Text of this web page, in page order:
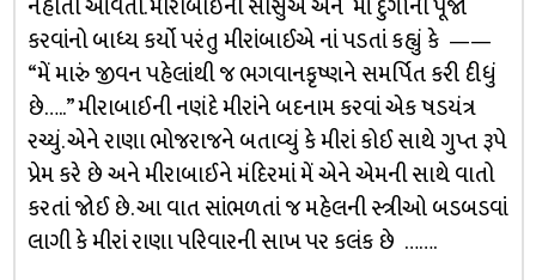
નહોતો આવતો. મીરાબાઈની સાસુએ એને માં દુર્ગાની પૂજા
કરવાંનો બાધ્ય કર્યો પરંતુ મીરાંબાઈએ નાં પડતાં કહ્યું કે ——
“મેં મારું જીવન પહેલાંથી જ ભગવાનકૃષ્ણને સમર્પિત કરી દીધું
છે…..” મીરાબાઈની નણંદે મીરાંને બદનામ કરવાં એક ષડયંત્ર
રચ્યું. એને રાણા ભોજરાજને બતાવ્યું કે મીરાં કોઈ સાથે ગુપ્ત રૂપે
પ્રેમ કરે છે અને મીરાબાઈને મંદિરમાં મેં એને એમની સાથે વાતો
કરતાં જોઈ છે. આ વાત સાંભળતાં જ મહેલની સ્ત્રીઓ બડબડવાં
લાગી કે મીરાં રાણા પરિવારની સાખ પર કલંક છે …….